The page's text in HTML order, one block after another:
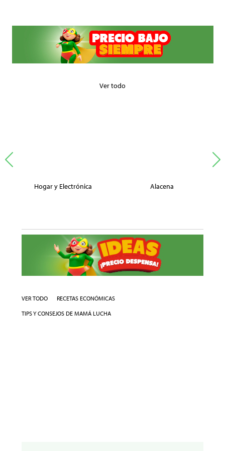
Ver todo
Hogar y Electrónica Alacena
VER TODO
RECETAS ECONÓMICAS
TIPS Y CONSEJOS DE MAMÁ LUCHA